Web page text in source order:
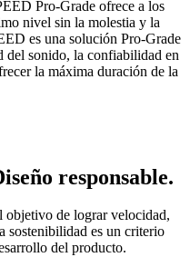
Pro-Grade ofrece a los
nivel sin la molestia y la
es una solución Pro-Grade
del sonido, la confiabilidad en
la máxima duración de la
responsable.
objetivo de lograr velocidad,
sostenibilidad es un criterio
del producto.